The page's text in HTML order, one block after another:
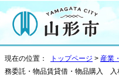
現在の位置： トップページ > 産業
務委託・物品賃貸借・物品購入 入